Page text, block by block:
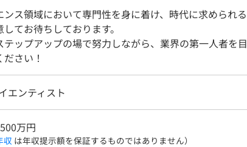
ス領域において専門性を身に着け、時代に求められる
てお待ちしております。
ップアップの場で努力しながら、業界の第一人者を目
さい！
エンティスト
万円
収 は年収提示額を保証するものではありません）